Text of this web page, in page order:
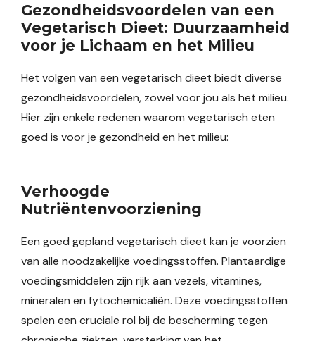
Gezondheidsvoordelen van een
Vegetarisch Dieet: Duurzaamheid
voor je Lichaam en het Milieu
Het volgen van een vegetarisch dieet biedt diverse
gezondheidsvoordelen, zowel voor jou als het milieu.
Hier zijn enkele redenen waarom vegetarisch eten
goed is voor je gezondheid en het milieu:
Verhoogde
Nutriëntenvoorziening
Een goed gepland vegetarisch dieet kan je voorzien
van alle noodzakelijke voedingsstoffen. Plantaardige
voedingsmiddelen zijn rijk aan vezels, vitamines,
mineralen en fytochemicaliën. Deze voedingsstoffen
spelen een cruciale rol bij de bescherming tegen